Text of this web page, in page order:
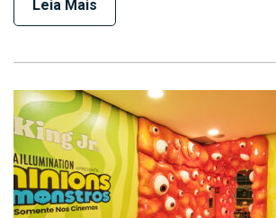
Leia Mais